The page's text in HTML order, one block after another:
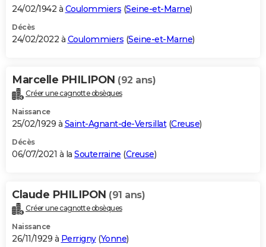
24/02/1942 à Coulommiers (Seine-et-Marne)
Décès
24/02/2022 à Coulommiers (Seine-et-Marne)
Marcelle PHILIPON (92 ans)
Créer une cagnotte obsèques
Naissance
25/02/1929 à Saint-Agnant-de-Versillat(Creuse)
Décès
06/07/2021 à la Souterraine (Creuse)
Claude PHILIPON (91 ans)
Créer une cagnotte obsèques
Naissance
26/11/1929 à Perrigny(Yonne)